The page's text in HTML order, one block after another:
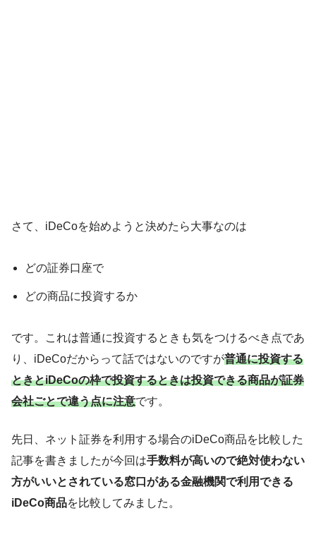
さて、iDeCoを始めようと決めたら大事なのは
どの証券口座で
どの商品に投資するか
です。これは普通に投資するときも気をつけるべき点であ
り、iDeCoだからって話ではないのですが普通に投資する
ときとiDeCoの枠で投資するときは投資できる商品が証券
会社ごとで違う点に注意です。
先日、ネット証券を利用する場合のiDeCo商品を比較した
記事を書きましたが今回は手数料が高いので絶対使わない
方がいいとされている窓口がある金融機関で利用できる
iDeCo商品を比較してみました。